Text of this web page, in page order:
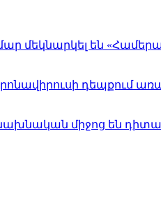
մեկնարկել են
դեպքում
նախնական միջոց են